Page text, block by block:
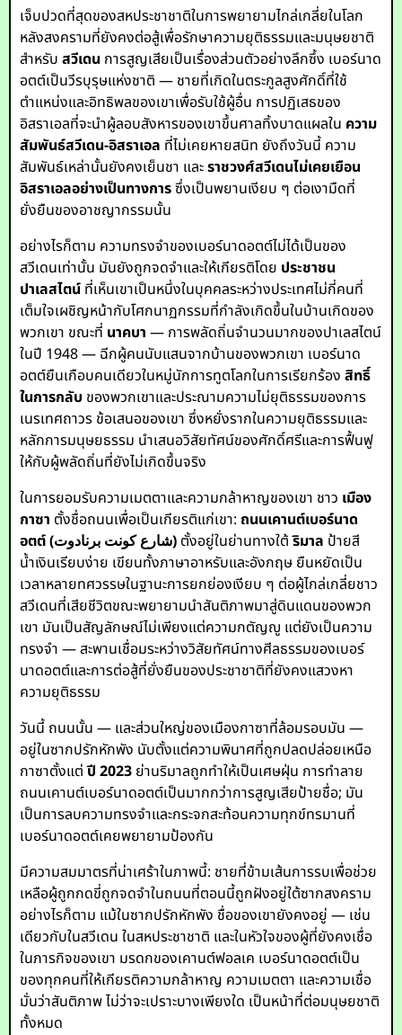
เจ็บปวดที่สุดของสหประชาชาติในการพยายามไกล่เกลี่ยในโลก
หลังสงครามที่ยังคงต่อสู้เพื่อรักษาความยุติธรรมและมนุษยชาติ
สำหรับสวีเดน การสูญเสียเป็นเรื่องส่วนตัวอย่างลึกซึ้ง เบอร์นาด
อตต์เป็นวีรบุรุษแห่งชาติ — ชายที่เกิดในตระกูลสูงศักดิ์ที่ใช้
ตำแหน่งและอิทธิพลของเขาเพื่อรับใช้ผู้อื่น การปฏิเสธของ
อิสราเอลที่จะนำผู้ลอบสังหารของเขาขึ้นศาลทิ้งบาดแผลใน ความ
สัมพันธ์สวีเดน-อิสราเอล ที่ไม่เคยหายสนิท ยังถึงวันนี้ ความ
สัมพันธ์เหล่านั้นยังคงเย็นชา และราชวงศ์สวีเดนไม่เคยเยือน
อิสราเอลอย่างเป็นทางการซึ่งเป็นพยานเงียบ ๆ ต่อเงามืดที่
ยั่งยืนของอาชญากรรมนั้น
อย่างไรก็ตาม ความทรงจำของเบอร์นาดอตต์ไม่ได้เป็นของ
สวีเดนเท่านั้น มันยังถูกจดจำและให้เกียรติโดย ประชาชน
ปาเลสไตน์ ที่เห็นเขาเป็นหนึ่งในบุคคลระหว่างประเทศไม่กี่คนที่
เต็มใจเผชิญหน้ากับโศกนาฏกรรมที่กำลังเกิดขึ้นในบ้านเกิดของ
พวกเขา ขณะที่ นาคบา — การพลัดถิ่นจำนวนมากของปาเลสไตน์
ในปี 1948 — ฉีกผู้คนนับแสนจากบ้านของพวกเขา เบอร์นาด
อตต์ยืนเกือบคนเดียวในหมู่นักการทูตโลกในการเรียกร้องสิทธิ์
ในการกลับ ของพวกเขาและประณามความไม่ยุติธรรมของการ
เนรเทศถาวร ข้อเสนอของเขา ซึ่งหยั่งรากในความยุติธรรมและ
หลักการมนุษยธรรม นำเสนอวิสัยทัศน์ของศักดิ์ศรีและการฟื้นฟู
ให้กับผู้พลัดถิ่นที่ยังไม่เกิดขึ้นจริง
ในการยอมรับความเมตตาและความกล้าหาญของเขา ชาว เมือง
กาซา ตั้งชื่อถนนเพื่อเป็นเกียรติแก่เขา: ถนนเคานต์เบอร์นาด
อตต์ (شارع كونت برنادوت) ตั้งอยู่ในย่านทางใต้ริมาล ป้ายสี
น้ำเงินเรียบง่าย เขียนทั้งภาษาอาหรับและอังกฤษ ยืนหยัดเป็น
เวลาหลายทศวรรษในฐานะการยกย่องเงียบ ๆ ต่อผู้ไกล่เกลี่ยชาว
สวีเดนที่เสียชีวิตขณะพยายามนำสันติภาพมาสู่ดินแดนของพวก
เขา มันเป็นสัญลักษณ์ไม่เพียงแต่ความกตัญญู แต่ยังเป็นความ
ทรงจำ — สะพานเชื่อมระหว่างวิสัยทัศน์ทางศีลธรรมของเบอร์
นาดอตต์และการต่อสู้ที่ยั่งยืนของประชาชาติที่ยังคงแสวงหา
ความยุติธรรม
วันนี้ ถนนนั้น — และส่วนใหญ่ของเมืองกาซาที่ล้อมรอบมัน —
อยู่ในซากปรักหักพัง นับตั้งแต่ความพินาศที่ถูกปลดปล่อยเหนือ
กาซาตั้งแต่ปี 2023 ย่านริมาลถูกทำให้เป็นเศษฝุ่น การทำลาย
ถนนเคานต์เบอร์นาดอตต์เป็นมากกว่าการสูญเสียป้ายชื่อ; มัน
เป็นการลบความทรงจำและกระจกสะท้อนความทุกข์ทรมานที่
เบอร์นาดอตต์เคยพยายามป้องกัน
มีความสมมาตรที่น่าเศร้าในภาพนี้: ชายที่ข้ามเส้นการรบเพื่อช่วย
เหลือผู้ถูกกดขี่ถูกจดจำในถนนที่ตอนนี้ถูกฝังอยู่ใต้ซากสงคราม
อย่างไรก็ตาม แม้ในซากปรักหักพัง ชื่อของเขายังคงอยู่ — เช่น
เดียวกับในสวีเดน ในสหประชาชาติ และในหัวใจของผู้ที่ยังคงเชื่อ
ในภารกิจของเขา มรดกของเคานต์ฟอลเค เบอร์นาดอตต์เป็น
ของทุกคนที่ให้เกียรติความกล้าหาญ ความเมตตา และความเชื่อ
มั่นว่าสันติภาพ ไม่ว่าจะเปราะบางเพียงใด เป็นหน้าที่ต่อมนุษยชาติ
ทั้งหมด